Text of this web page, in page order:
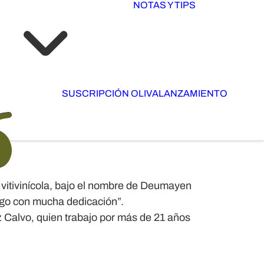
NOTAS Y TIPS
SUSCRIPCIÓN OLIVALANZAMIENTO
bajo el nombre de Deumayen
con mucha dedicación”.
quien trabajo por más de 21 años